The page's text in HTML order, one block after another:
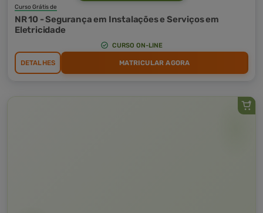
Curso Grátis de
NR 10 - Segurança em Instalações e Serviços em
Eletricidade
CURSO ON-LINE
DETALHES MATRICULAR AGORA